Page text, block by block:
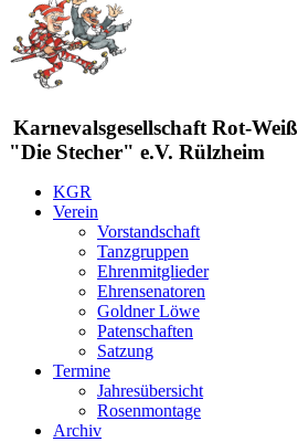
Karnevalsgesellschaft Rot-Weiß
"Die Stecher" e.V. Rülzheim
KGR
Verein
Vorstandschaft
Tanzgruppen
Ehrenmitglieder
Ehrensenatoren
Goldner Löwe
Patenschaften
Satzung
Termine
Jahresübersicht
Rosenmontage
Archiv